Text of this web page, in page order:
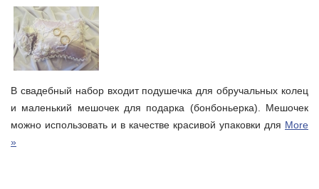
В свадебный набор входит подушечка для обручальных колец
и маленький мешочек для подарка (бонбоньерка). Мешочек
можно использовать и в качестве красивой упаковки для More
»